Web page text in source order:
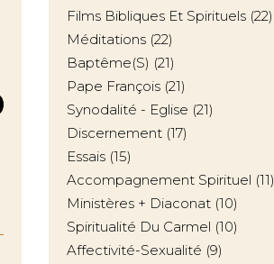
Films Bibliques Et Spirituels (22)
Méditations (22)
Baptême(s) (21)
Pape François (21)
Synodalité - Eglise (21)
Discernement (17)
Essais (15)
Accompagnement Spirituel (11)
Ministères + Diaconat (10)
Spiritualité Du Carmel (10)
Affectivité-Sexualité (9)